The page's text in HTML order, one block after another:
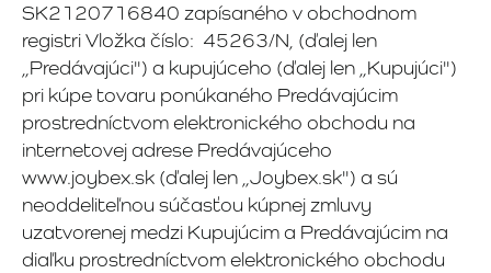
SK2120716840 zapísaného v obchodnom
registri Vložka číslo: 45263/N, (ďalej len
„Predávajúci") a kupujúceho (ďalej len „Kupujúci")
pri kúpe tovaru ponúkaného Predávajúcim
prostredníctvom elektronického obchodu na
internetovej adrese Predávajúceho
www.joybex.sk (ďalej len „Joybex.sk") a sú
neoddeliteľnou súčasťou kúpnej zmluvy
uzatvorenej medzi Kupujúcim a Predávajúcim na
diaľku prostredníctvom elektronického obchodu